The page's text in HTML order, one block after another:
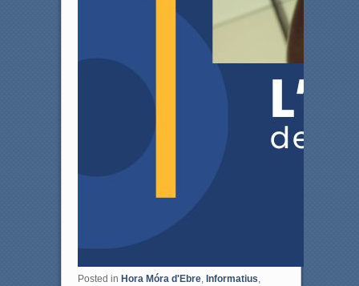
Posted in Hora Móra d'Ebre, Informatius